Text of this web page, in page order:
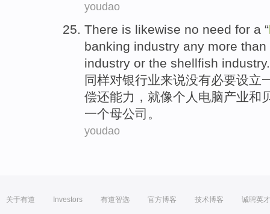
youdao
There is likewise no need for a “
banking industry any more
industry or the shellfish industry.
同样对银行业来说没有必要设立
偿还能力，就像个人 电脑产业和
一个母公司。
youdao
关于有道 Investors 有道智选 官方博客 技术博客 诚聘英才